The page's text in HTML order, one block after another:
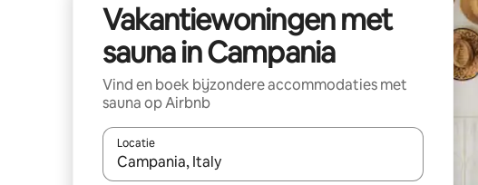
Vakantiewoningen met
sauna in Campania
Vind en boek bijzondere accommodaties met
sauna op Airbnb
Locatie
Wanneer er suggesties beschikbaar zijn, maak je een keuze